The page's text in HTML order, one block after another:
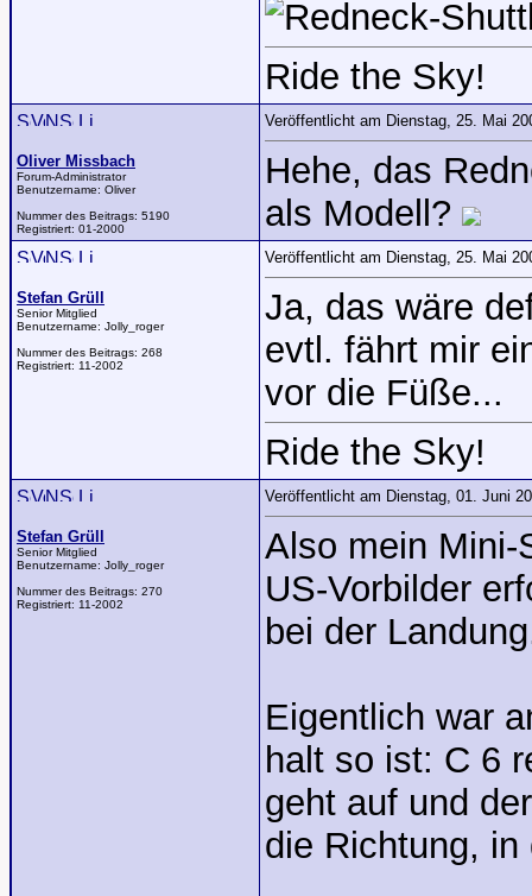
Ride the Sky!
Oliver Missbach
Forum-Administrator
Benutzername: Oliver
Nummer des Beitrags: 5190
Registriert: 01-2000
Veröffentlicht am Dienstag, 25. Mai
Hehe, das
als Modell?
Stefan Grüll
Senior Mitglied
Benutzername: Jolly_roger
Nummer des Beitrags: 268
Registriert: 11-2002
Veröffentlicht am Dienstag, 25. Mai
Ja, das wäre
evtl. fährt mir
vor die Füße...
Ride the Sky!
Stefan Grüll
Senior Mitglied
Benutzername: Jolly_roger
Nummer des Beitrags: 270
Registriert: 11-2002
Veröffentlicht am Dienstag, 01. Juni
Also mein Mini-
US-Vorbilder
bei der
Eigentlich war
halt so ist: C 6
geht auf und
die Richtung,